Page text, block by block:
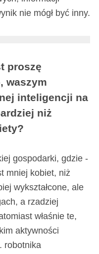
nie mógł być inny.
proszę
waszym
inteligencji na
niż
gospodarki, gdzie -
mniej kobiet, niż
wykształcone, ale
a rzadziej
właśnie te,
aktywności
robotnika